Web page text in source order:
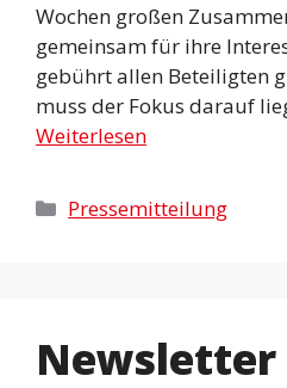
Wochen großen
gemeinsam für ihre
gebührt allen Beteiligten
muss der Fokus darauf
Weiterlesen
Kategorien
Pressemitteilung
Newsletter